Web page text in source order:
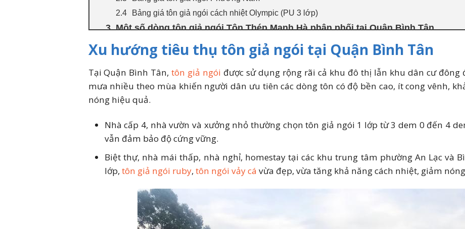
Bảng giá tôn giả ngói cách nhiệt Olympic (PU 3 lớp)
Một số dòng tôn giả ngói Tôn Thép Mạnh Hà phân phối tại Quận Bình Tân
Giá tôn giả ngói tại Quận Bình Tân hiện nay khoảng bao nhiêu 1 mét?
Giải đáp thắc mắc khi mua tôn giả ngói tại Quận Bình Tân
Liên hệ nhận báo giá tôn giả ngói tại Quận Bình Tân - Chiết khấu 3 - 7% hôm nay
Xu hướng tiêu thụ tôn giả ngói tại Quận Bình Tân
Tại Quận Bình Tân,tôn giả ngói được sử dụng rộng rãi cả khu đô thị lẫn khu dân cư đông
mưa nhiều theo mùa khiến người dân ưu tiên các dòng tôn có độ bền cao, ít cong vênh,
nóng hiệu quả.
Nhà cấp 4, nhà vườn và xưởng nhỏ thường chọn tôn giả ngói 1 lớp từ 3 dem 0 đến 4
vẫn đảm bảo độ cứng vững.
Biệt thự, nhà mái thấp, nhà nghỉ, homestay tại các khu trung tâm phường An Lạc và
lớp, tôn giả ngói ruby, tôn ngói vảy cá vừa đẹp, vừa tăng khả năng cách nhiệt, giảm